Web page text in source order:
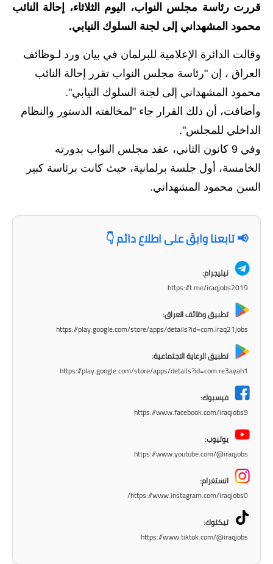
الاخبار الامنية
الاخبار الاقتصادية
الاخبار الرياضية
المدارس
اخبار وقرارات وزارة التربية
نتائج الامتحانات
المرحلة الاعدادية
مرشحات
قررت رئاسة مجلس النواب، اليوم الثلاثاء، إحالة النائب
محمود المشهداني إلى لجنة السلوك النيابي.
وقالت الدائرة الإعلامية للبرلمان في بيان ورد لـوظائف
العراق ، إن "رئاسة مجلس النواب تقرر إحالة النائب
محمود المشهداني إلى لجنة السلوك النيابي".
وأضافت، أن ذلك القرار جاء "لمخالفته الدستور والنظام
الداخلي للمجلس".
وفي 9 كانون الثاني، عقد مجلس النواب بدورته
الخامسة، أول جلسة برلمانية، حيث كانت برئاسة كبير
السن محمود المشهداني.
📢 تابعنا وابقَ على اطلاع دائم 👇
تيليجرام:
https://t.me/iraqjobs2019
تطبيق وظائف العراق:
https://play.google.com/store/apps/details?id=com.iraq21jobs
تطبيق الرعاية الاجتماعية:
https://play.google.com/store/apps/details?id=com.re3ayah1
فيسبوك:
https://www.facebook.com/iraqjobs9
يوتيوب:
https://www.youtube.com/@iraqjobs
انستغرام:
https://www.instagram.com/iraqjobs0/
تيكتوك:
https://www.tiktok.com/@iraqjobs